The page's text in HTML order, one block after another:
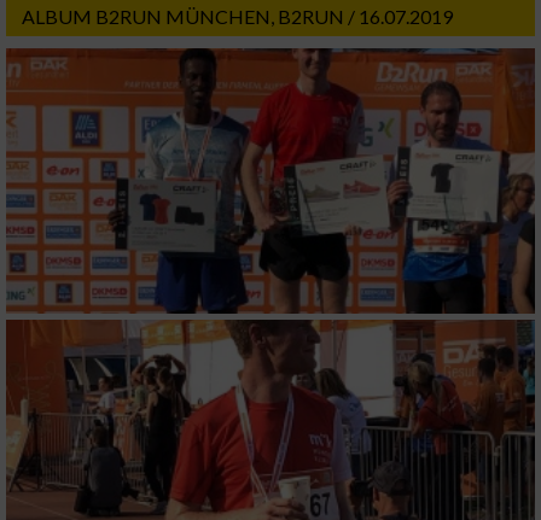
ALBUM B2RUN MÜNCHEN, B2RUN / 16.07.2019